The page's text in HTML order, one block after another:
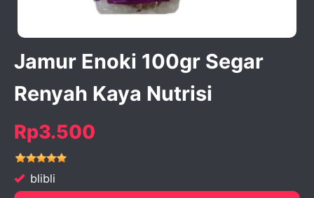
Jamur Enoki 100gr Segar
Renyah Kaya Nutrisi
Rp3.500
blibli